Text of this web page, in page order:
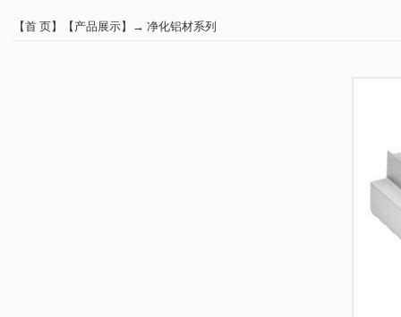
【首 页】【 产品展示】→ 净化铝材系列